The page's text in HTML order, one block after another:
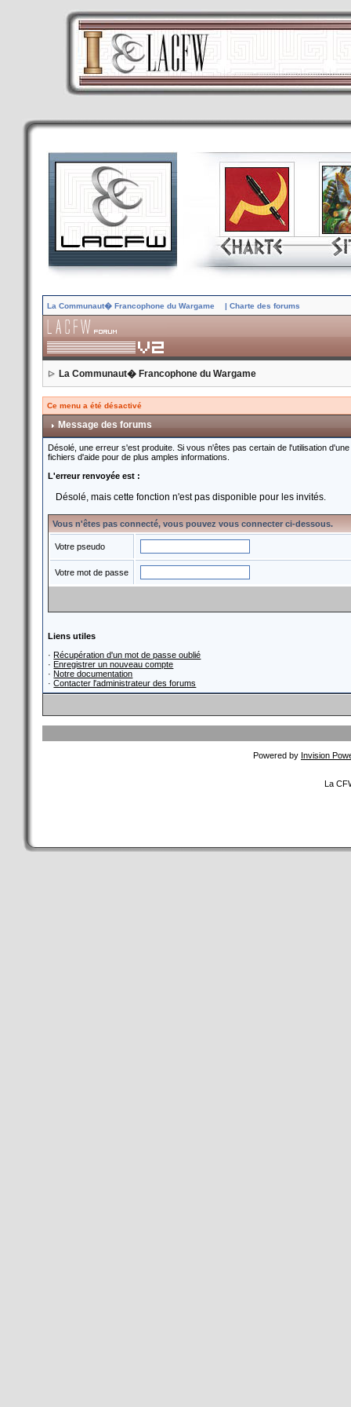
La Communaut� Francophone du Wargame | Charte des forums
La Communaut� Francophone du Wargame
Ce menu a été désactivé
Message des forums
Désolé, une erreur s'est produite. Si vous n'êtes pas certain de l'utilisation
fichiers d'aide pour de plus amples informations.
L'erreur renvoyée est :
Désolé, mais cette fonction n'est pas disponible pour les invités.
Vous n'êtes pas connecté, vous pouvez vous connecter ci-dessous.
Votre pseudo
Votre mot de passe
Liens utiles
·Récupération d'un mot de passe oublié
·Enregistrer un nouveau compte
·Notre documentation
·Contacter l'administrateur des forums
Powered by Invision
La